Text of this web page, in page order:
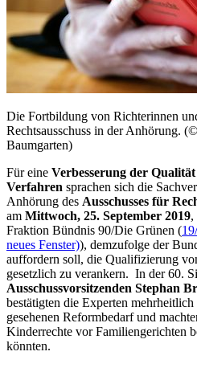
Die Fortbildung von Richterinnen
Rechtsausschuss in der Anhörung.
Baumgarten)
Für eine Verbesserung der
Verfahren sprachen sich die
Anhörung des Ausschusses für
am Mittwoch, 25. September 2019,
Fraktion Bündnis 90/Die Grünen (
neues Fenster)), demzufolge der
auffordern soll, die Qualifizierung
gesetzlich zu verankern. In der 60.
Ausschussvorsitzenden Stephan
bestätigten die Experten
gesehenen Reformbedarf und
Kinderrechte vor Familiengerichten
könnten.